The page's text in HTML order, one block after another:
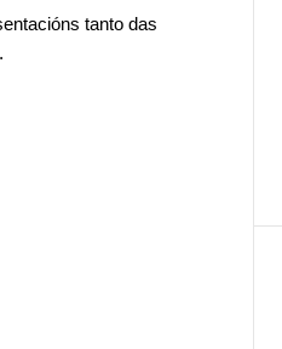
tanto das